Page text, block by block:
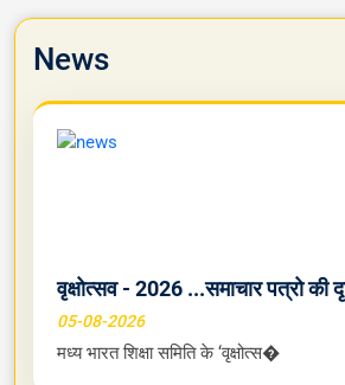
News
वृक्षोत्सव - 2026 ...समाचार पत्रो की
05-08-2026
मध्य भारत शिक्षा समिति के ‘वृक्षोत्स�